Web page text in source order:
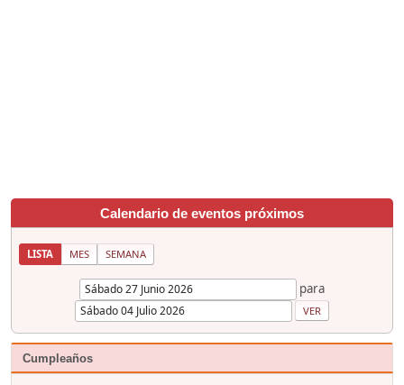
Calendario de eventos próximos
LISTA MES SEMANA
para
Cumpleaños